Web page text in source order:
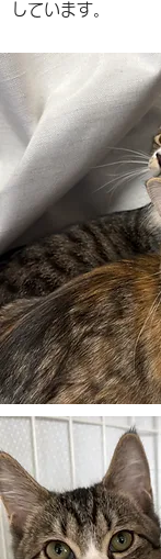
しています。